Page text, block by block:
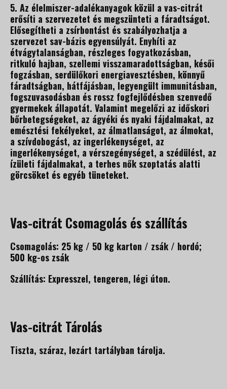
5. Az élelmiszer-adalékanyagok közül a vas-citrát
erősíti a szervezetet és megszünteti a fáradtságot.
Elősegítheti a zsírbontást és szabályozhatja a
szervezet sav-bázis egyensúlyát. Enyhíti az
étvágytalanságban, részleges fogyatkozásban,
ritkuló hajban, szellemi visszamaradottságban, késői
fogzásban, serdülőkori energiavesztésben, könnyű
fáradtságban, hátfájásban, legyengült immunitásban,
fogszuvasodásban és rossz fogfejlődésben szenvedő
gyermekek állapotát. Valamint megelőzi az időskori
bőrbetegségeket, az ágyéki és nyaki fájdalmakat, az
emésztési fekélyeket, az álmatlanságot, az álmokat,
a szívdobogást, az ingerlékenységet, az
ingerlékenységet, a vérszegénységet, a szédülést, az
ízületi fájdalmakat, a terhes nők szoptatás alatti
görcsöket és egyéb tüneteket.
Vas-citrát Csomagolás és szállítás
Csomagolás: 25 kg / 50 kg karton / zsák / hordó;
500 kg-os zsák
Szállítás: Expresszel, tengeren, légi úton.
Vas-citrát Tárolás
Tiszta, száraz, lezárt tartályban tárolja.